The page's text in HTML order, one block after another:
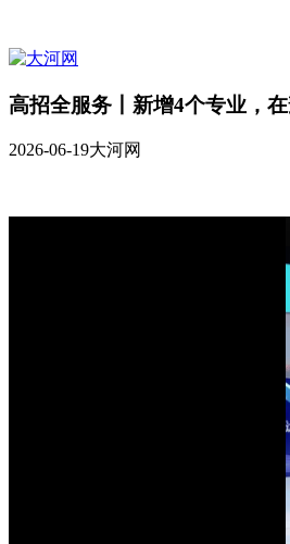
高招全服务丨新增4个专业，
2026-06-19大河网